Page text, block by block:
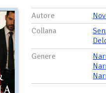
Autore
Collana
Genere